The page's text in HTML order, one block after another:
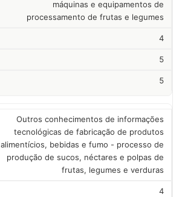
máquinas e equipamentos de
processamento de frutas e legumes
4
5
5
Outros conhecimentos de informações
tecnológicas de fabricação de produtos
alimentícios, bebidas e fumo - processo de
produção de sucos, néctares e polpas de
frutas, legumes e verduras
4